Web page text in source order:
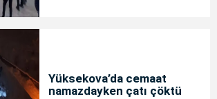
Yüksekova’da cemaat
namazdayken çatı çöktü